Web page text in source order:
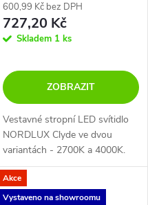
600,99 Kč bez DPH
727,20 Kč
Skladem 1 ks
ZOBRAZIT
Vestavné stropní LED svítidlo
NORDLUX Clyde ve dvou
variantách - 2700K a 4000K.
Akce
Vystaveno na showroomu